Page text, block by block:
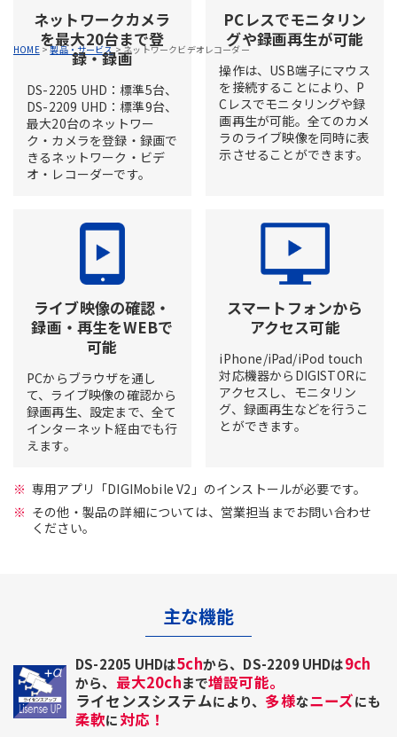
HOME>製品・サービス>ネットワークビデオレコーダー
ネットワークカメラ
を最大20台まで登
録・録画
DS-2205 UHD：標準5台、
DS-2209 UHD：標準9台、
最大20台のネットワー
ク・カメラを登録・録画で
きるネットワーク・ビデ
オ・レコーダーです。
PCレスでモニタリン
グや録画再生が可能
操作は、USB端子にマウス
を接続することにより、P
Cレスでモニタリングや録
画再生が可能。全てのカメ
ラのライブ映像を同時に表
示させることができます。
ライブ映像の確認・
録画・再生をWEBで
可能
PCからブラウザを通し
て、ライブ映像の確認から
録画再生、設定まで、全て
インターネット経由でも行
えます。
スマートフォンから
アクセス可能
iPhone/iPad/iPod touch
対応機器からDIGISTORに
アクセスし、モニタリン
グ、録画再生などを行うこ
とができます。
専用アプリ「DIGIMobile V2」のインストールが必要です。
その他・製品の詳細については、営業担当までお問い合わせ
ください。
主な機能
DS-2205 UHDは5chから、DS-2209 UHDは9ch
から、 最大20chまで増設可能。
ライセンスシステムにより、 多様なニーズにも
柔軟に対応！